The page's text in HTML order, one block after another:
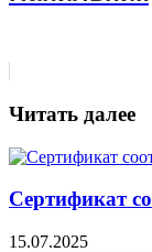
Читать далее
Сертификат
15.07.2025